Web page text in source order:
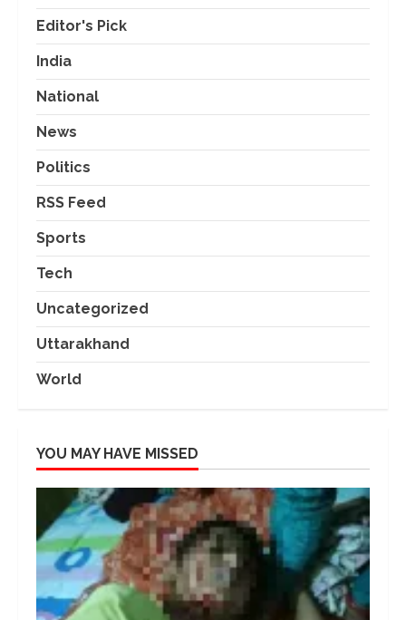
Editor's Pick
India
National
News
Politics
RSS Feed
Sports
Tech
Uncategorized
Uttarakhand
World
YOU MAY HAVE MISSED